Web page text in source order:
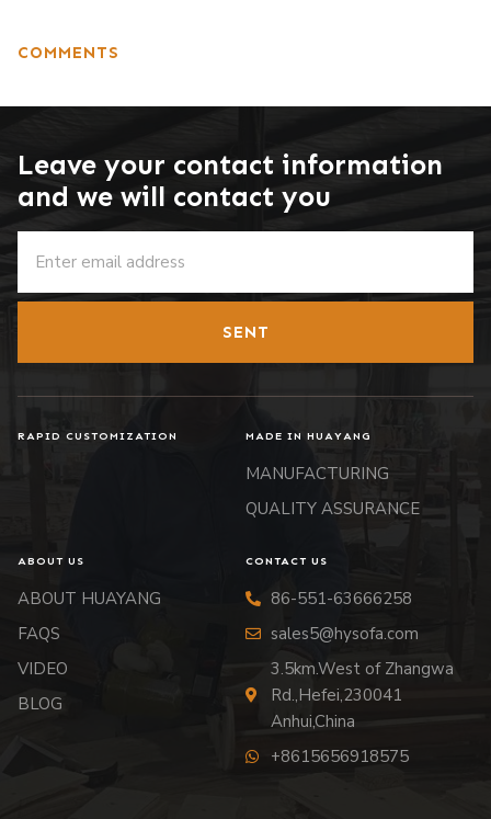
COMMENTS
Leave your contact information
and we will contact you
SENT
RAPID CUSTOMIZATION MADE IN HUAYANG
MANUFACTURING
QUALITY ASSURANCE
ABOUT US
ABOUT HUAYANG
FAQS
VIDEO
BLOG
CONTACT US
86-551-63666258
sales5@hysofa.com
3.5km.West of Zhangwa
Rd.,Hefei,230041
Anhui,China
+8615656918575